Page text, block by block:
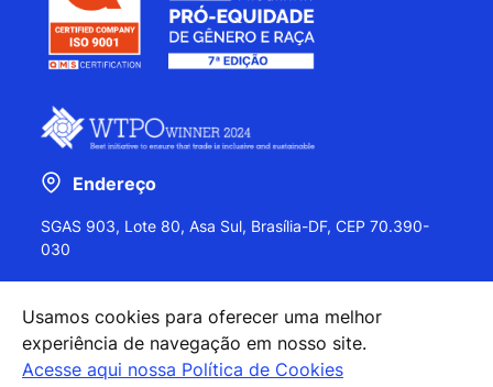
Endereço
SGAS 903, Lote 80, Asa Sul, Brasília-DF, CEP 70.390-
030
+55 (61) 2027-0202
+55 (61) 2027-0203
Usamos cookies para oferecer uma melhor
experiência de navegação em nosso site.
Acesse aqui nossa Política de Cookies